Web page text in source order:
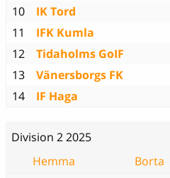
10 IK Tord
11
IFK Kumla
12
Tidaholms GoIF
13
Vänersborgs FK
14
IF Haga
Division 2 2025
Hemma
Borta